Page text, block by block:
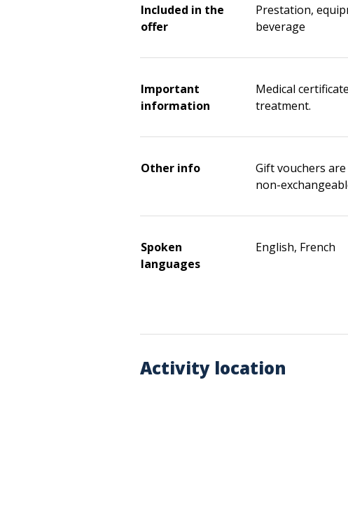
Included in the
offer
Prestation,
beverage
Important
information
Medical
treatment.
Other info
Gift vouchers
non-
Spoken
languages
English, French
Activity location